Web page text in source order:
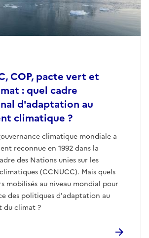
COP, pacte vert et
: quel cadre
d'adaptation au
climatique ?
climatique mondiale a
reconnue en 1992 dans la
des Nations unies sur les
(CCNUCC). Mais quels
mobilisés au niveau mondial pour
des politiques d'adaptation au
du climat ?